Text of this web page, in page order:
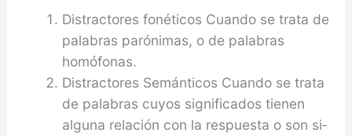
Distractores fonéticos Cuando se trata de
palabras parónimas, o de pala­bras
homófonas.
Distractores Semánticos Cuando se trata
de palabras cuyos significados tienen
alguna relación con la respuesta o son si­